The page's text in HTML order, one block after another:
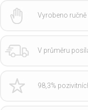
Vyrobeno ručně
V průměru
98,3%